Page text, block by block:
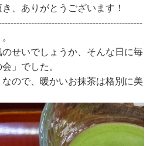
、ありがとうございます！
せいでしょうか、そんな日に毎
」でした。
ので、暖かいお抹茶は格別に美